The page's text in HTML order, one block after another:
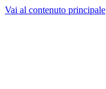
Vai al contenuto principale